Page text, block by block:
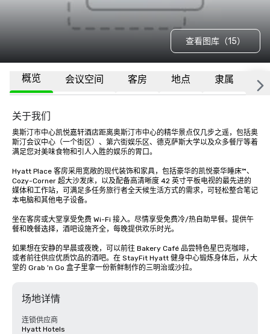
查看图库（15）
概览 会议空间 客房 地点 隶属 更
关于我们
奥斯汀市中心凯悦嘉轩酒店距离奥斯汀市中心的精华景点仅几步之遥，包括奥
斯汀会议中心（一个街区）、第六街娱乐区、德克萨斯大学以及众多餐厅等着
满足您对美味食物和引人入胜的娱乐的胃口。
Hyatt Place 客房采用宽敞的现代装饰和家具，包括豪华的凯悦豪华睡床™、
Cozy-Corner 超大沙发床，以及配备高清晰度 42 英寸平板电视的最先进的
媒体和工作站，可满足多任务旅行者全天候生活方式的需求，可轻松整合笔记
本电脑和其他电子设备。
坐在客房或大堂享受免费 Wi-Fi 接入。尽情享受免费冷/热自助早餐。提供午
餐和晚餐选择，酒吧设施齐全，每晚提供欢乐时光。
如果想在安静的早晨或夜晚，可以前往 Bakery Café 品尝特色星巴克咖啡，
或者前往供应优质饮品的酒吧。在 StayFit Hyatt 健身中心锻炼身体后，从大
堂的 Grab 'n Go 盒子里拿一份新鲜制作的三明治或沙拉。
场地详情
连锁供应商
Hyatt Hotels